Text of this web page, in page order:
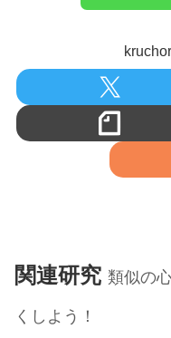
関連研究 類似の
くしよう！